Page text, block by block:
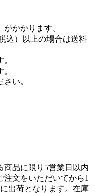
かかります。
込）以上の場合は送料
い。
商品に限り5営業日以内
文をいただいてから1
出荷となります。在庫